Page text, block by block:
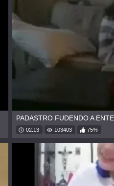
02:13 103403 75%